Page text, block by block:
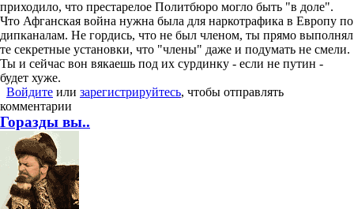
приходило, что престарелое Политбюро могло быть "в доле".
Что Афганская война нужна была для наркотрафика в Европу по
дипканалам. Не гордись, что не был членом, ты прямо выполнял
те секретные установки, что "члены" даже и подумать не смели.
Ты и сейчас вон вякаешь под их сурдинку - если не путин -
будет хуже.
Войдите или зарегистрируйтесь, чтобы отправлять
комментарии
Горазды вы..